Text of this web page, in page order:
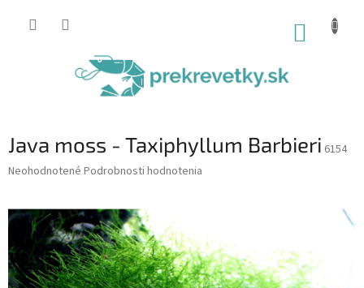
Java moss - Taxiphyllum Barbieri 6154
Priemerné
je
z
5
hviezdičiek.
Neohodnotené Podrobnosti hodnotenia